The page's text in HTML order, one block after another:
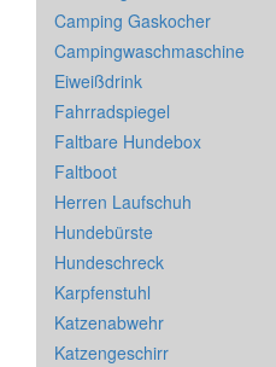
Camping Gaskocher
Campingwaschmaschine
Eiweißdrink
Fahrradspiegel
Faltbare Hundebox
Faltboot
Herren Laufschuh
Hundebürste
Hundeschreck
Karpfenstuhl
Katzenabwehr
Katzengeschirr